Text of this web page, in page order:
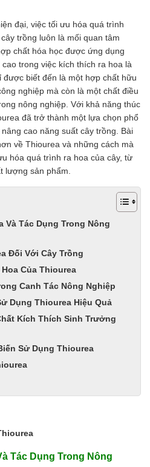
đại, việc tối ưu hóa quá trình
trồng luôn là mối quan tâm
chất hóa học được ứng dụng
trong việc kích thích ra hoa là
được biết đến là một hợp chất hữu
nghiệp mà còn là một chất điều
nông nghiệp. Với khả năng thúc
đã trở thành một lựa chọn phổ
cao năng suất cây trồng. Bài
về Thiourea và những cách mà
hóa quá trình ra hoa của cây, từ
lượng sản phẩm.
Và Tác Dụng Trong Nông
Đối Với Cây Trồng
Của Thiourea
Canh Tác Nông Nghiệp
Dụng Thiourea Hiệu Quả
Kích Thích Sinh Trưởng
Sử Dụng Thiourea
Tác Dụng Trong Nông